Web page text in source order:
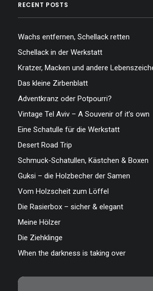
RECENT POSTS
Wachs entfernen, Schellack retten
Schellack in der Werkstatt
Kratzer, Macken und andere
Das kleine Zirbenblatt
Adventkranz oder Potpourri?
Vintage Tel Aviv – A Souvenir of it’s own
Eine Schatulle für die Werkstatt
Desert Road Trip
Schmuck-Schatullen, Kästchen & Boxen
Guksi – die Holzbecher der Samen
Vom Holzscheit zum Löffel
Die Rasierbox – sicher & elegant
Meine Hölzer
Die Ziehklinge
When the darkness is taking over